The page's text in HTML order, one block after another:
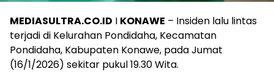
MEDIASULTRA.CO.ID I KONAWE – Insiden lalu lintas
terjadi di Kelurahan Pondidaha, Kecamatan
Pondidaha, Kabupaten Konawe, pada Jumat
(16/1/2026) sekitar pukul 19.30 Wita.